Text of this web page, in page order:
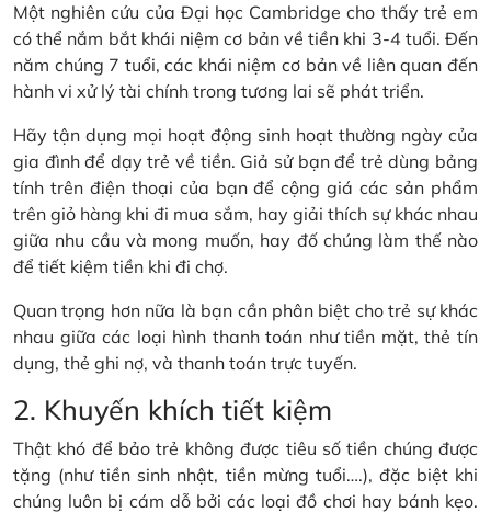
Một nghiên cứu của Đại học Cambridge cho thấy trẻ em
có thể nắm bắt khái niệm cơ bản về tiền khi 3-4 tuổi. Đến
năm chúng 7 tuổi, các khái niệm cơ bản về liên quan đến
hành vi xử lý tài chính trong tương lai sẽ phát triển.
Hãy tận dụng mọi hoạt động sinh hoạt thường ngày của
gia đình để dạy trẻ về tiền. Giả sử bạn để trẻ dùng bảng
tính trên điện thoại của bạn để cộng giá các sản phẩm
trên giỏ hàng khi đi mua sắm, hay giải thích sự khác nhau
giữa nhu cầu và mong muốn, hay đố chúng làm thế nào
để tiết kiệm tiền khi đi chợ.
Quan trọng hơn nữa là bạn cần phân biệt cho trẻ sự khác
nhau giữa các loại hình thanh toán như tiền mặt, thẻ tín
dụng, thẻ ghi nợ, và thanh toán trực tuyến.
2. Khuyến khích tiết kiệm
Thật khó để bảo trẻ không được tiêu số tiền chúng được
tặng (như tiền sinh nhật, tiền mừng tuổi….), đặc biệt khi
chúng luôn bị cám dỗ bởi các loại đồ chơi hay bánh kẹo.